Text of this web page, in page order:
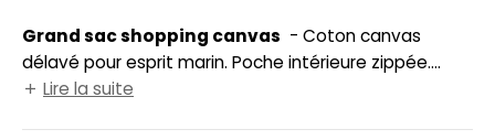
Grand sac shopping canvas
délavé pour esprit marin. Poche intérieure zippée.
Existe avec écussons Pen Duick réf PK034 page 408.
Lire la suite